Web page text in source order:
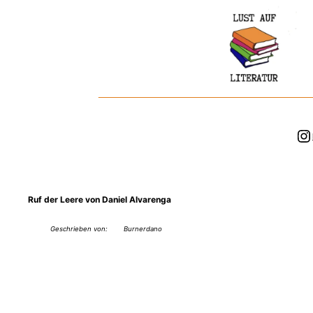
Ruf der Leere von Daniel Alvarenga
Geschrieben von: Burnerdano